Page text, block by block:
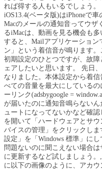
れば得する人もいるでしょう
iOS13.4(ベータ版)はiPhoneで
Macのメールの通知音ってウ
るiMacは、動画を見る機会も
すると、Mailアプリケーショ
ン」という着信音が鳴ります
初期設定のひとつですが、故
ェアしたいと思います。 先日
なりました。本体設定から着
べての音量を最大にしている
ーリンク(adsbygoogle =
が届いたのに通知音鳴らないん
ュートになってないかなど確
を開いて「ハードウェアとサ
バイスの管理」をクリックし
設定」を「Windows 標準」に
問題ないのに聞こえない場合
に更新するなど試しましょう
に以下の画像のように、アカ